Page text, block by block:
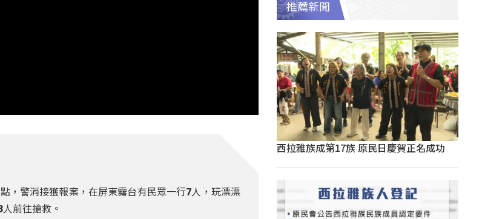
，警消接獲報案，在屏東霧台有民眾一行7人，玩漂漂
前往搶救。
推薦新聞
西拉雅族成第17族 原民日慶賀正名成功